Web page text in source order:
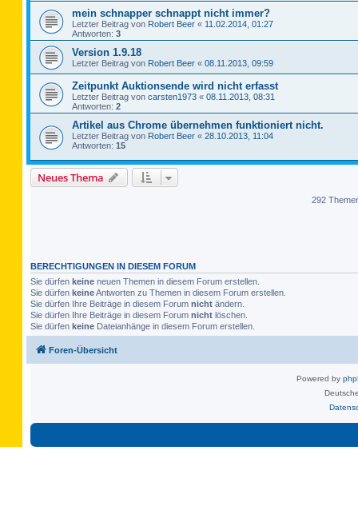
mein schnapper schnappt nicht immer?
Letzter Beitrag von Robert Beer « 11.02.2014, 01:27
Antworten: 3
Version 1.9.18
Letzter Beitrag von Robert Beer « 08.11.2013, 09:59
Zeitpunkt Auktionsende wird nicht erfasst
Letzter Beitrag von carsten1973 « 08.11.2013, 08:31
Antworten: 2
Artikel aus Chrome übernehmen funktioniert nicht.
Letzter Beitrag von Robert Beer « 28.10.2013, 11:04
Antworten: 15
Neues Thema
292
BERECHTIGUNGEN IN DIESEM FORUM
Sie dürfen keine neuen Themen in diesem Forum erstellen.
Sie dürfen keineAntworten zu Themen in diesem Forum erstellen.
Sie dürfen Ihre Beiträge in diesem Forum nicht ändern.
Sie dürfen Ihre Beiträge in diesem Forum nicht löschen.
Sie dürfen keine Dateianhänge in diesem Forum erstellen.
Foren-Übersicht
Powered by